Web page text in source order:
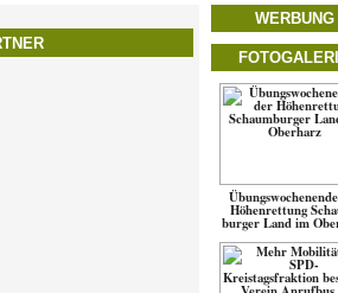
WERBUNG
Höhen­ret­tung
burger Land im